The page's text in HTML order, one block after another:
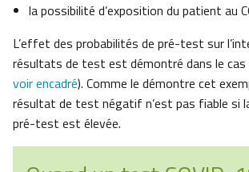
la possibilité d’exposition du patient au
L’effet des probabilités de pré-test sur
résultats de test est démontré dans le
voir encadré). Comme le démontre cet
résultat de test négatif n’est pas fiable si
pré-test est élevée.